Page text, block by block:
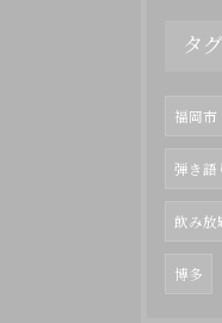
タグ
福岡市
弾き語
飲み放
博多